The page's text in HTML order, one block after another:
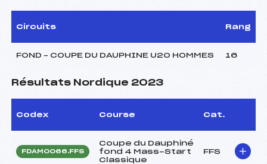
Circuits Rang
FOND – COUPE DU DAUPHINE U20 HOMMES 16
Résultats Nordique 2023
Codex Course Cat.
FDAM0066.FFS
Coupe du Dauphiné
fond 4 Mass-Start
Classique
FFS